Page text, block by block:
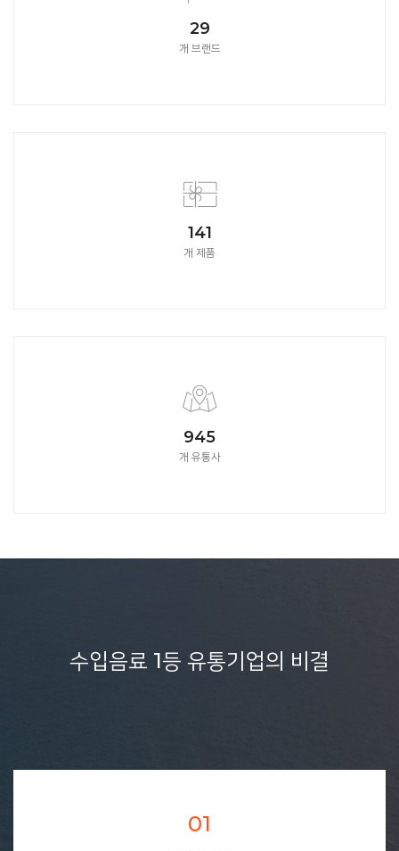
32
개 브랜드
157
개 제품
1050
개 유통사
수입음료 1등 유통기업의 비결
01